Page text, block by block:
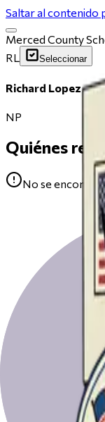
Saltar al contenido
Merced County
RL
Seleccionar
Richard Lopez
NP
Quiénes
No se
Prepárate
elecciones